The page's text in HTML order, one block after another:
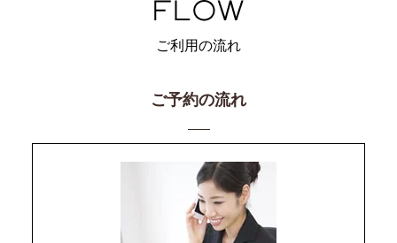
ご利用の流れ
ご予約の流れ